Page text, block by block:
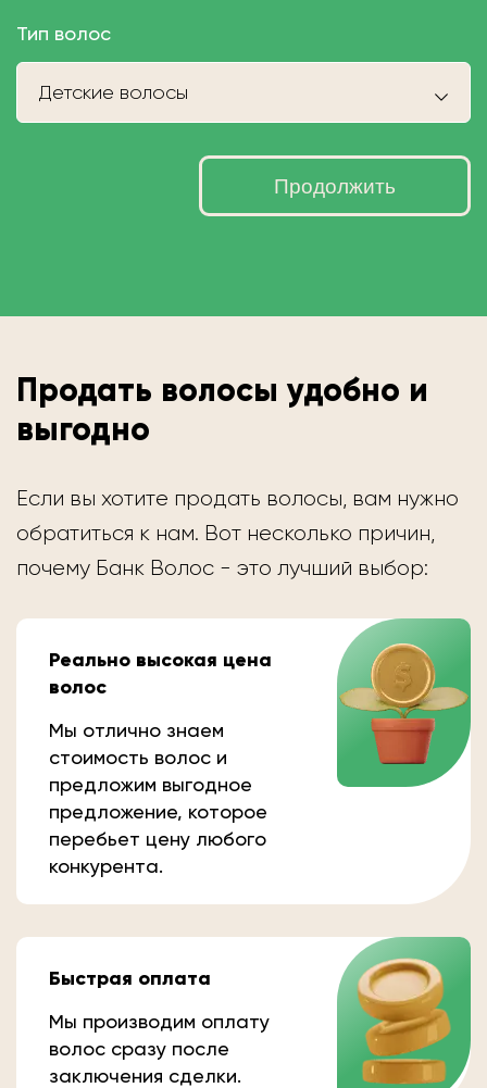
Тип волос
Детские волосы
Продолжить
Продать волосы удобно и
выгодно
Если вы хотите продать волосы, вам нужно
обратиться к нам. Вот несколько причин,
почему Банк Волос - это лучший выбор:
Реально высокая цена
волос
Мы отлично знаем
стоимость волос и
предложим выгодное
предложение, которое
перебьет цену любого
конкурента.
Быстрая оплата
Мы производим оплату
волос сразу после
заключения сделки.